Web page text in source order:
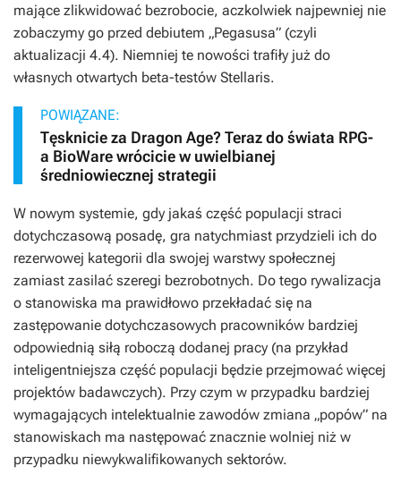
mające zlikwidować bezrobocie, aczkolwiek najpewniej nie
zobaczymy go przed debiutem „Pegasusa” (czyli
aktualizacji 4.4). Niemniej te nowości trafiły już do
własnych otwartych beta-testów Stellaris.
POWIĄZANE:
Tęsknicie za Dragon Age? Teraz do świata RPG-
a BioWare wrócicie w uwielbianej
średniowiecznej strategii
W nowym systemie, gdy jakaś część populacji straci
dotychczasową posadę, gra natychmiast przydzieli ich do
rezerwowej kategorii dla swojej warstwy społecznej
zamiast zasilać szeregi bezrobotnych. Do tego rywalizacja
o stanowiska ma prawidłowo przekładać się na
zastępowanie dotychczasowych pracowników bardziej
odpowiednią siłą roboczą dodanej pracy (na przykład
inteligentniejsza część populacji będzie przejmować więcej
projektów badawczych). Przy czym w przypadku bardziej
wymagających intelektualnie zawodów zmiana „popów” na
stanowiskach ma następować znacznie wolniej niż w
przypadku niewykwalifikowanych sektorów.